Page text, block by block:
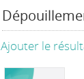
Ajouter le